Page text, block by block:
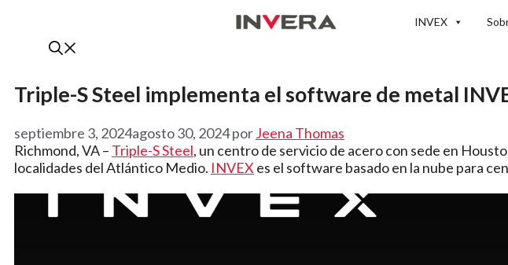
contenido
INVEX
Triple-S Steel implementa el software de metal
septiembre 3, 2024agosto 30, 2024porJeena Thomas
Richmond, VA – Triple-S Steel, un centro de servicio de acero con sede en
localidades del Atlántico Medio. INVEX es el software basado en la nube para